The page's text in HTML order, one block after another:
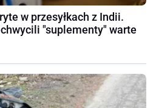
w przesyłkach z Indii.
"suplementy" warte